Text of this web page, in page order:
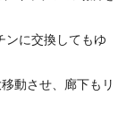
ンに交換してもゆ
動させ、廊下もリ